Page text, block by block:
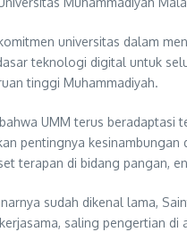
universitas dalam
teknologi digital untuk
tinggi Muhammadiyah.
UMM terus
pentingnya
terapan di bidang pangan,
sudah dikenal lama,
saling pengertian di